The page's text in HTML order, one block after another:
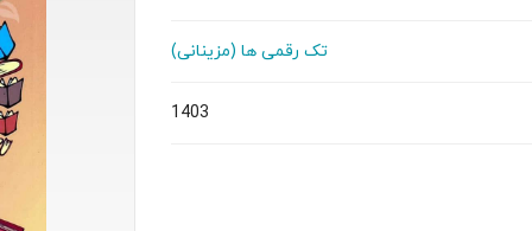
تک رقمی ها (مزینانی)
1403